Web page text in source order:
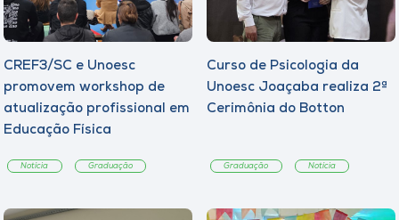
CREF3/SC e Unoesc
promovem workshop de
atualização profissional em
Educação Física
Notícia Graduação
Curso de Psicologia da
Unoesc Joaçaba realiza 2ª
Cerimônia do Botton
Graduação Notícia